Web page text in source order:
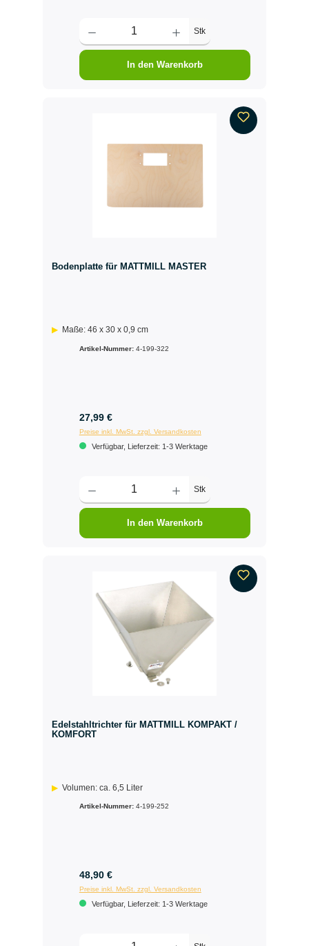
Stk
In den Warenkorb
Bodenplatte für MATTMILL MASTER
Maße: 46 x 30 x 0,9 cm
Artikel-Nummer: 4-199-322
27,99 €
Preise inkl. MwSt. zzgl. Versandkosten
Verfügbar, Lieferzeit: 1-3 Werktage
Stk
In den Warenkorb
Edelstahltrichter für MATTMILL KOMPAKT /
KOMFORT
Volumen: ca. 6,5 Liter
Artikel-Nummer: 4-199-252
48,90 €
Preise inkl. MwSt. zzgl. Versandkosten
Verfügbar, Lieferzeit: 1-3 Werktage